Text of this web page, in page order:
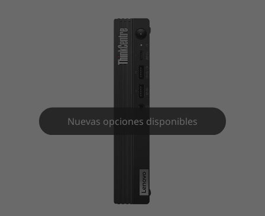
ThinkCentre M70q Gen 4 Tiny (Intel)
Nuevas opciones disponibles